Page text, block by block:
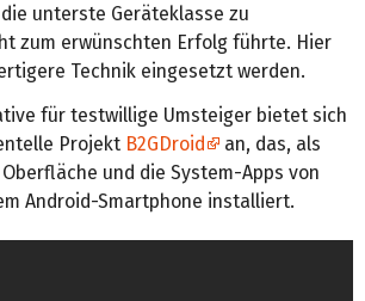
unterste Geräteklasse zu
zum erwünschten Erfolg führte. Hier
Technik eingesetzt werden.
für testwillige Umsteiger bietet sich
Projekt B2GDroid
an, das, als
und die System-Apps von
Android-Smartphone installiert.